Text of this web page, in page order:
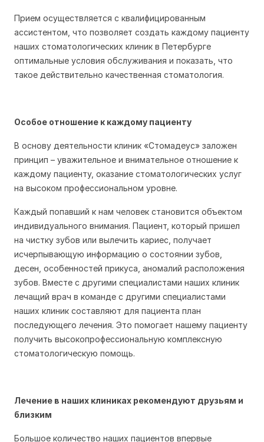
Прием осуществляется с квалифицированным
ассистентом, что позволяет создать каждому пациенту
наших стоматологических клиник в Петербурге
оптимальные условия обслуживания и показать, что
такое действительно качественная стоматология.
Особое отношение к каждому пациенту
В основу деятельности клиник «Стомадеус» заложен
принцип – уважительное и внимательное отношение к
каждому пациенту, оказание стоматологических услуг
на высоком профессиональном уровне.
Каждый попавший к нам человек становится объектом
индивидуального внимания. Пациент, который пришел
на чистку зубов или вылечить кариес, получает
исчерпывающую информацию о состоянии зубов,
десен, особенностей прикуса, аномалий расположения
зубов. Вместе с другими специалистами наших клиник
лечащий врач в команде с другими специалистами
наших клиник составляют для пациента план
последующего лечения. Это помогает нашему пациенту
получить высокопрофессиональную комплексную
стоматологическую помощь.
Лечение в наших клиниках рекомендуют друзьям и
близким
Большое количество наших пациентов впервые